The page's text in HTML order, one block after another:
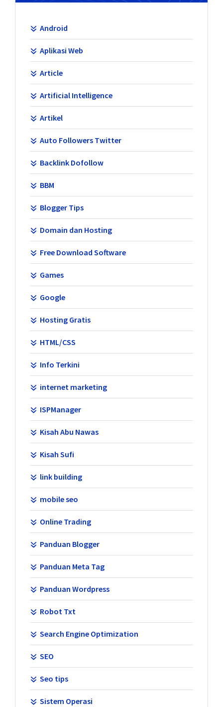
Android
Aplikasi Web
Article
Artificial Intelligence
Artikel
Auto Followers Twitter
Backlink Dofollow
BBM
Blogger Tips
Domain dan Hosting
Free Download Software
Games
Google
Hosting Gratis
HTML/CSS
Info Terkini
internet marketing
ISPManager
Kisah Abu Nawas
Kisah Sufi
link building
mobile seo
Online Trading
Panduan Blogger
Panduan Meta Tag
Panduan Wordpress
Robot Txt
Search Engine Optimization
SEO
Seo tips
Sistem Operasi